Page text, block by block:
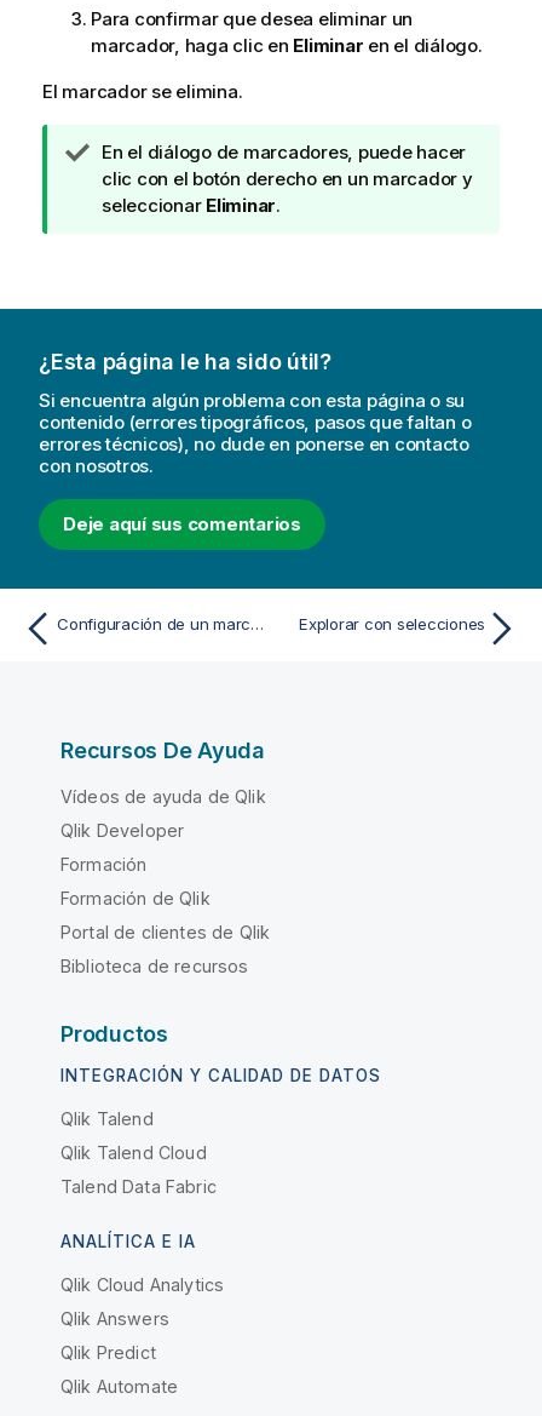
Para confirmar que desea eliminar un
marcador, haga clic en Eliminar en el diálogo.
El marcador se elimina.
N
o
t
s
g
e
r
e
n
c
i
a
En el diálogo de marcadores, puede hacer
clic con el botón derecho en un marcador y
seleccionar Eliminar.
¿Esta página le ha sido útil?
Si encuentra algún problema con esta página o su
contenido (errores tipográficos, pasos que faltan o
errores técnicos), no dude en ponerse en contacto
con nosotros.
Deje aquí sus comentarios
Configuración de un marcador predeterminado para crear una página de destino en una app Explorar con selecciones
Recursos De Ayuda
Vídeos de ayuda de Qlik
Qlik Developer
Formación
Formación de Qlik
Portal de clientes de Qlik
Biblioteca de recursos
Productos
INTEGRACIÓN Y CALIDAD DE DATOS
Qlik Talend
Qlik Talend Cloud
Talend Data Fabric
ANALÍTICA E IA
Qlik Cloud Analytics
Qlik Answers
Qlik Predict
Qlik Automate